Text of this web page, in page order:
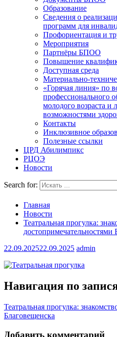
Образование
Сведения о
программ для
Профориентация и
Мероприятия
Партнёры БПОО
Повышение
Доступная среда
Материально-
«Горячая линия» по
профессионального
молодого возраста
возможностями
Контакты
Инклюзивное
Полезные ссылки
ЦРД Абилимпикс
РЦОЭ
Новости
Search for:
Главная
Новости
Театральная прогулка:
достопримечательностями
22.09.202522.09.2025 admin
Навигация по
Театральная прогулка:
Благовещенска
Добавить комментарий